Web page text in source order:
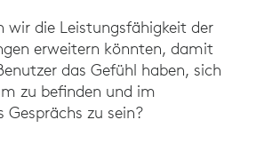
wir die Leistungsfähigkeit der
erweitern könnten, damit
das Gefühl haben, sich
zu befinden und im
zu sein?